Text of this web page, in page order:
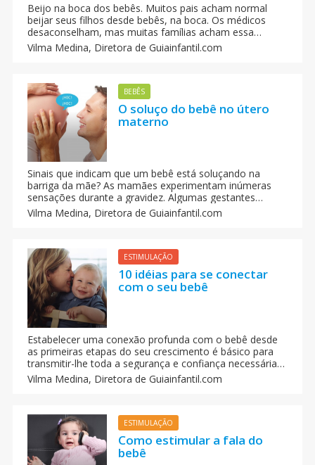
Beijo na boca dos bebês. Muitos pais acham normal
beijar seus filhos desde bebês, na boca. Os médicos
desaconselham, mas muitas famílias acham essa
atitude normal e que não influencia em nada a saúde da
criança. O que você acha de beijar a boca dos bebês
Vilma Medina, Diretora de Guiainfantil.com
BEBÊS
O soluço do bebê no útero
materno
Sinais que indicam que um bebê está soluçando na
barriga da mãe? As mamães experimentam inúmeras
sensações durante a gravidez. Algumas gestantes
notam perfeitamente como, em algumas situações, seu
bebê tem soluço. Como isso é possível? O que indica
Vilma Medina, Diretora de Guiainfantil.com
ESTIMULAÇÃO
10 idéias para se conectar
com o seu bebê
Estabelecer uma conexão profunda com o bebê desde
as primeiras etapas do seu crescimento é básico para
transmitir-lhe toda a segurança e confiança necessárias
e, sobretudo, conseguir que cresça feliz. O vínculo ou
apego se consegue conectando com o seu bebê.
Vilma Medina, Diretora de Guiainfantil.com
ESTIMULAÇÃO
Como estimular a fala do
bebê